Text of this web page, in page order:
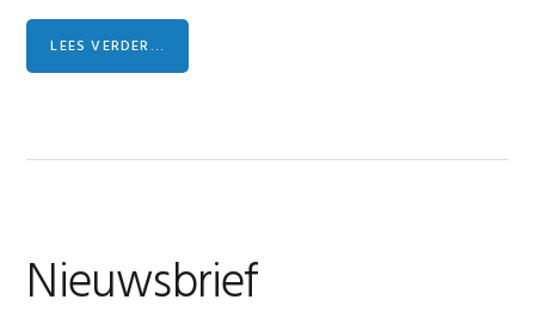
LEES VERDER...
Nieuwsbrief